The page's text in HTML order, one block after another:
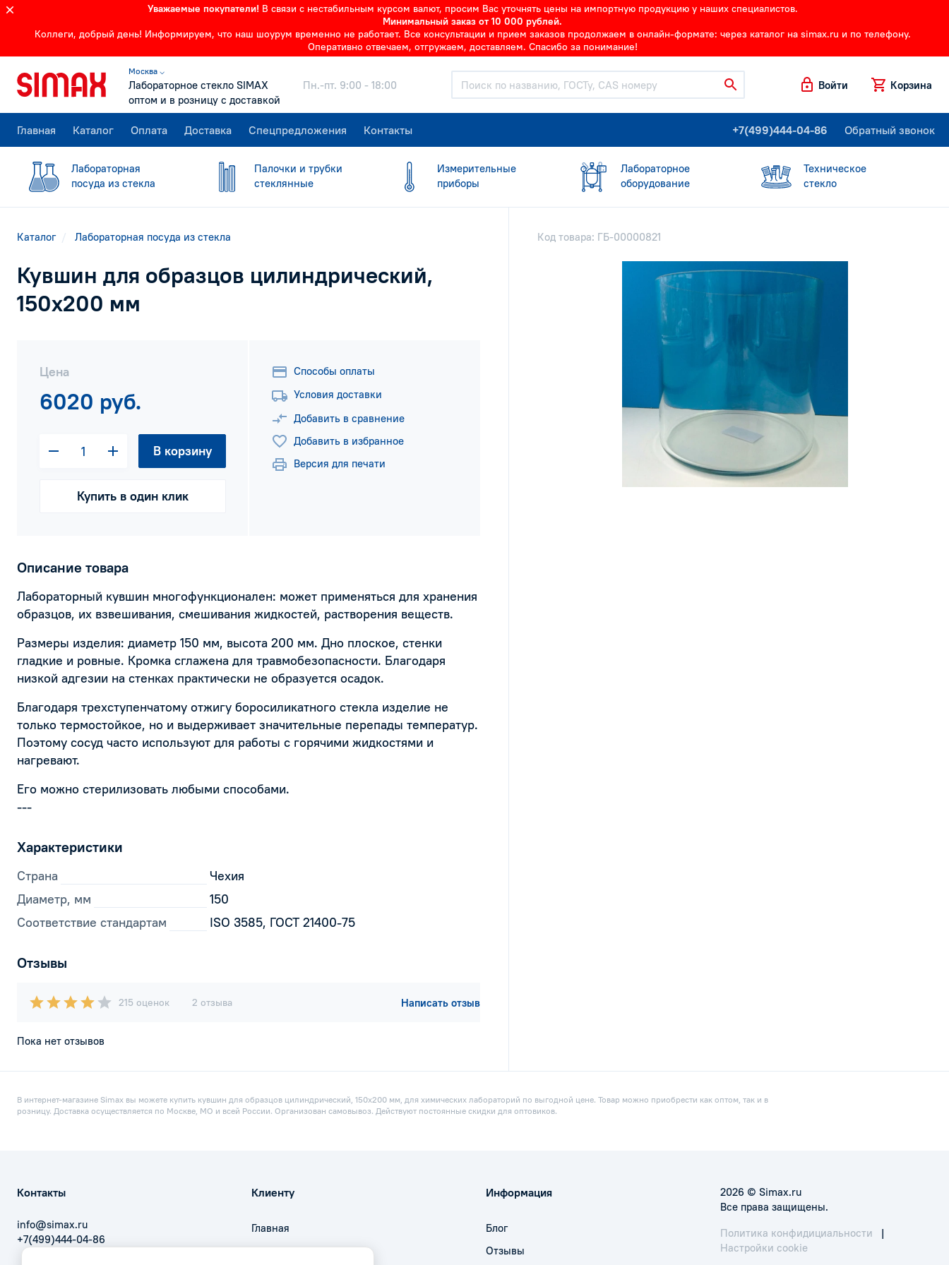
Уважаемые покупатели! В связи с нестабильным курсом валют, просим Вас уточнять цены на импортную продукцию у наших специалистов.
Минимальный заказ от 10 000 рублей.
Коллеги, добрый день! Информируем, что наш шоурум временно не работает. Все консультации и прием заказов продолжаем в онлайн-формате: через каталог на simax.ru и по телефону.
Оперативно отвечаем, отгружаем, доставляем. Спасибо за понимание!
Москва ⌵
Лабораторное стекло SIMAX
оптом и в розницу с доставкой
Пн.-пт. 9:00 - 18:00 Войти Корзина
Главная Каталог Оплата Доставка Спецпредложения Контакты +7(499)444-04-86 Обратный звонок
Лабораторная
посуда из стекла
Палочки и трубки
стеклянные
Измерительные
приборы
Лабораторное
оборудование
Техническое
стекло
Каталог Лабораторная посуда из стекла
Кувшин для образцов цилиндрический,
150х200 мм
Цена
6020 руб.
В корзину
Купить в один клик
Способы оплаты
Условия доставки
Добавить в сравнение
Добавить в избранное
Версия для печати
Описание товара
Лабораторный кувшин многофункционален: может применяться для хранения
образцов, их взвешивания, смешивания жидкостей, растворения веществ.
Размеры изделия: диаметр 150 мм, высота 200 мм. Дно плоское, стенки
гладкие и ровные. Кромка сглажена для травмобезопасности. Благодаря
низкой адгезии на стенках практически не образуется осадок.
Благодаря трехступенчатому отжигу боросиликатного стекла изделие не
только термостойкое, но и выдерживает значительные перепады температур.
Поэтому сосуд часто используют для работы с горячими жидкостями и
нагревают.
Его можно стерилизовать любыми способами.
---
Характеристики
Страна
Чехия
Диаметр, мм
150
Соответствие стандартам
ISO 3585, ГОСТ 21400-75
Отзывы
215 оценок 2 отзыва Написать отзыв
Пока нет отзывов
Код товара: ГБ-00000821
В интернет-магазине Simax вы можете купить кувшин для образцов цилиндрический, 150х200 мм, для химических лабораторий по выгодной цене. Товар можно приобрести как оптом, так и в
розницу. Доставка осуществляется по Москве, МО и всей России. Организован самовывоз. Действуют постоянные скидки для оптовиков.
Контакты
info@simax.ru
+7(499)444-04-86
Клиенту
Главная
Оплата
Информация
Блог
Отзывы
2026 © Simax.ru
Все права защищены.
Политика конфидициальности
|
Настройки cookie